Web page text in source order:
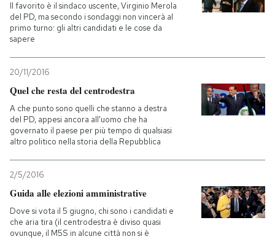
Il favorito è il sindaco uscente, Virginio Merola
del PD, ma secondo i sondaggi non vincerà al
primo turno: gli altri candidati e le cose da
sapere
20/11/2016
Quel che resta del centrodestra
A che punto sono quelli che stanno a destra
del PD, appesi ancora all'uomo che ha
governato il paese per più tempo di qualsiasi
altro politico nella storia della Repubblica
2/5/2016
Guida alle elezioni amministrative
Dove si vota il 5 giugno, chi sono i candidati e
che aria tira (il centrodestra è diviso quasi
ovunque, il M5S in alcune città non si è